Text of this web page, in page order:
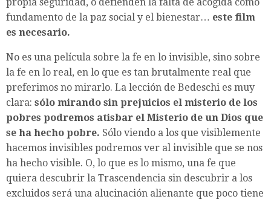
propia seguridad, o defienden la falta de acogida como
fundamento de la paz social y el bienestar… este film
es necesario.
No es una película sobre la fe en lo invisible, sino sobre
la fe en lo real, en lo que es tan brutalmente real que
preferimos no mirarlo. La lección de Bedeschi es muy
clara: sólo mirando sin prejuicios el misterio de los
pobres podremos atisbar el Misterio de un Dios que
se ha hecho pobre. Sólo viendo a los que visiblemente
hacemos invisibles podremos ver al invisible que se nos
ha hecho visible. O, lo que es lo mismo, una fe que
quiera descubrir la Trascendencia sin descubrir a los
excluidos será una alucinación alienante que poco tiene